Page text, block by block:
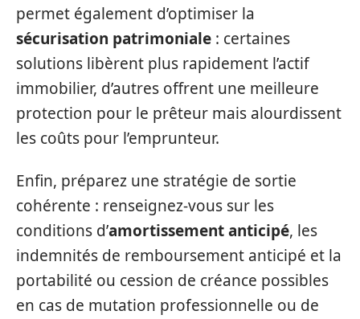
permet également d’optimiser la
sécurisation patrimoniale : certaines
solutions libèrent plus rapidement l’actif
immobilier, d’autres offrent une meilleure
protection pour le prêteur mais alourdissent
les coûts pour l’emprunteur.
Enfin, préparez une stratégie de sortie
cohérente : renseignez-vous sur les
conditions d’amortissement anticipé, les
indemnités de remboursement anticipé et la
portabilité ou cession de créance possibles
en cas de mutation professionnelle ou de